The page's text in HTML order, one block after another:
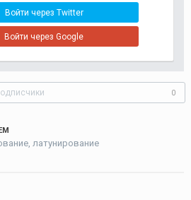
Войти через Twitter
Войти через Google
0
латунирование